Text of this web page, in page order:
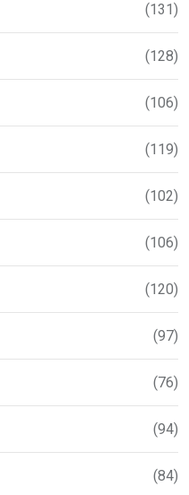
(131)
(128)
(106)
(119)
(102)
(106)
(120)
(97)
(76)
(94)
(84)